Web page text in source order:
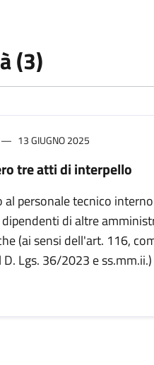
(3)
13 GIUGNO 2025
tre atti di interpello
al personale tecnico
di altre
(ai sensi dell'art. 116,
D. Lgs. 36/2023 e ss.mm.ii.)